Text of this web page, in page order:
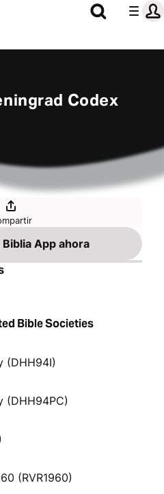
Codex
App ahora
Bible Societies
(DHH94I)
(DHH94PC)
(RVR1960)